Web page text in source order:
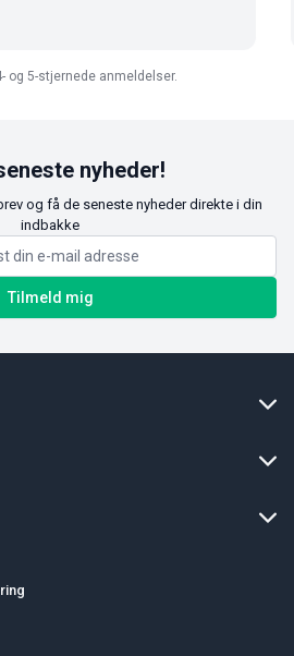
og 5-stjernede anmeldelser.
nyheder!
og få de seneste nyheder direkte i din
indbakke
Tilmeld mig